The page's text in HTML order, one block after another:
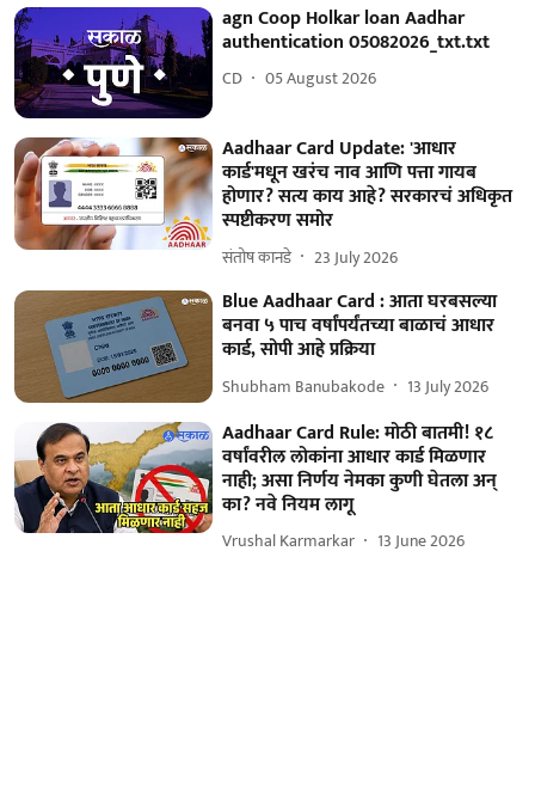
agn Coop Holkar loan Aadhar
authentication 05082026_txt.txt
CD 05 August 2026
Aadhaar Card Update: 'आधार
कार्ड'मधून खरंच नाव आणि पत्ता गायब
होणार? सत्य काय आहे? सरकारचं अधिकृत
स्पष्टीकरण समोर
संतोष कानडे 23 July 2026
Blue Aadhaar Card : आता घरबसल्या
बनवा ५ पाच वर्षांपर्यंतच्या बाळाचं आधार
कार्ड, सोपी आहे प्रक्रिया
Shubham Banubakode 13 July 2026
Aadhaar Card Rule: मोठी बातमी! १८
वर्षांवरील लोकांना आधार कार्ड मिळणार
नाही; असा निर्णय नेमका कुणी घेतला अन्
का? नवे नियम लागू
Vrushal Karmarkar 13 June 2026